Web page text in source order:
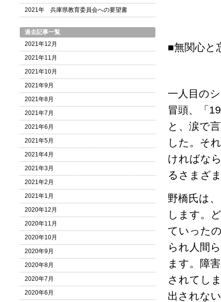
■無関心と
一人目の
冒頭、「
と、涙で
した。そ
ければな
るさまざ
野橋氏は
します。
ていった
られ人間
ます。障
されてし
出されな
2021年 兵庫県教育委員会への要望書
過去記事一覧
2021年12月
2021年11月
2021年10月
2021年9月
2021年8月
2021年7月
2021年6月
2021年5月
2021年4月
2021年3月
2021年2月
2021年1月
2020年12月
2020年11月
2020年10月
2020年9月
2020年8月
2020年7月
2020年6月